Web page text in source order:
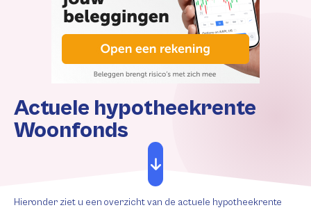
Actuele hypotheekrente
Woonfonds
Hieronder ziet u een overzicht van de actuele hypotheekrente